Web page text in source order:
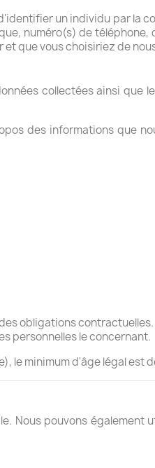
un individu par la
numéro(s) de téléphone,
que vous choisiriez de
collectées ainsi que
des informations que
obligations
personnelles le concernant.
le minimum d'âge légal est
Nous pouvons également